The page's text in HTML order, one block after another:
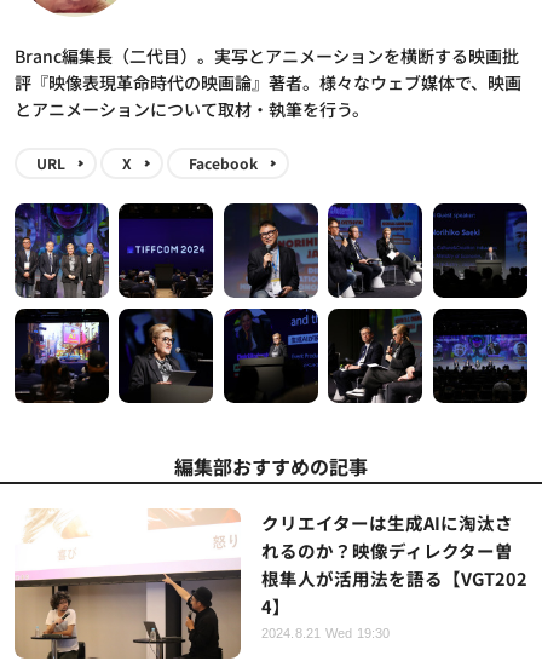
Branc編集長（二代目）。実写とアニメーションを横断する映画批
評『映像表現革命時代の映画論』著者。様々なウェブ媒体で、映画
とアニメーションについて取材・執筆を行う。
URL X Facebook
編集部おすすめの記事
クリエイターは生成AIに淘汰さ
れるのか？映像ディレクター曽
根隼人が活用法を語る【VGT202
4】
2024.8.21 Wed 19:30